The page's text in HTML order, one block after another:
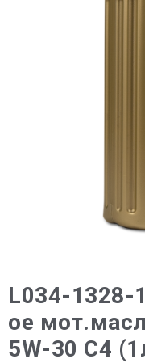
L034-1328-
ое
5W-30 C4